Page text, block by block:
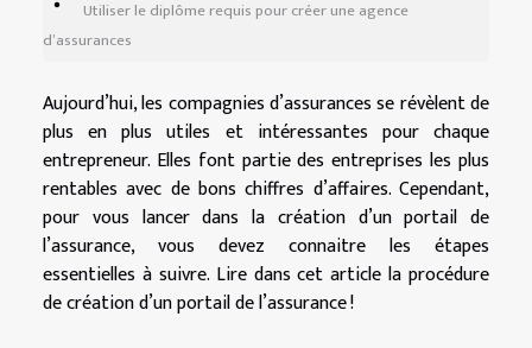
Utiliser le diplôme requis pour créer une agence
d’assurances
Aujourd’hui, les compagnies d’assurances se révèlent de
plus en plus utiles et intéressantes pour chaque
entrepreneur. Elles font partie des entreprises les plus
rentables avec de bons chiffres d’affaires. Cependant,
pour vous lancer dans la création d’un portail de
l’assurance, vous devez connaitre les étapes
essentielles à suivre. Lire dans cet article la procédure
de création d’un portail de l’assurance !